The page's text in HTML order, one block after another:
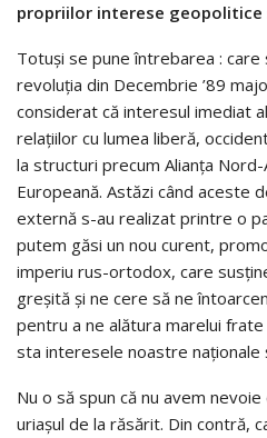
propriilor interese
Totuşi se pune întrebarea :
revoluţia din Decembrie ’89
considerat că interesul imediat
relaţiilor cu lumea liberă,
la structuri precum Alianţa Nord-
Europeană. Astăzi când aceste
externă s-au realizat printre o
putem găsi un nou curent,
imperiu rus-ortodox, care
greşită şi ne cere să ne
pentru a ne alătura marelui
sta interesele noastre naţionale
Nu o să spun că nu avem
uriaşul de la răsărit. Din contră,